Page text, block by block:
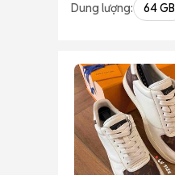
Dung lượng: 64 GB